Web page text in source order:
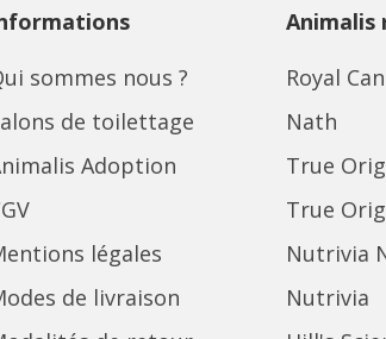
sommes nous ?
de toilettage
Adoption
légales
de livraison
Animalis
Royal
Nath
True
True
Nutrivia
Nutrivia